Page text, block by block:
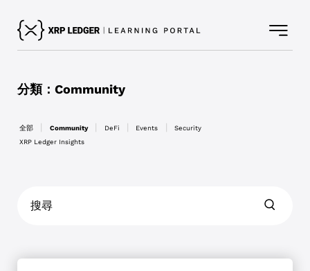
分類：Community
依
分
全部 Community DeFi Events
Security
XRP Ledger Insights